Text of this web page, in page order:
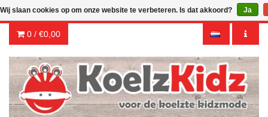
0 / €0,00
Wij slaan cookies op om onze website te verbeteren. Is dat akkoord? Ja